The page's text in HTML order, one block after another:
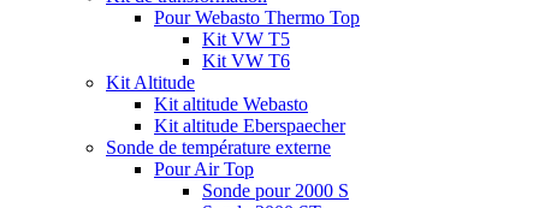
Pour Webasto Thermo Top
Kit VW T5
Kit VW T6
Kit Altitude
Kit altitude Webasto
Kit altitude Eberspaecher
Sonde de température externe
Pour Air Top
Sonde pour 2000 S